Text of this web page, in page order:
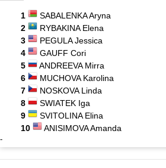
1 SABALENKA Aryna
2
RYBAKINA Elena
3
PEGULA Jessica
4
GAUFF Cori
5
ANDREEVA Mirra
6
MUCHOVA Karolina
7
NOSKOVA Linda
8
SWIATEK Iga
9
SVITOLINA Elina
10
ANISIMOVA Amanda
-